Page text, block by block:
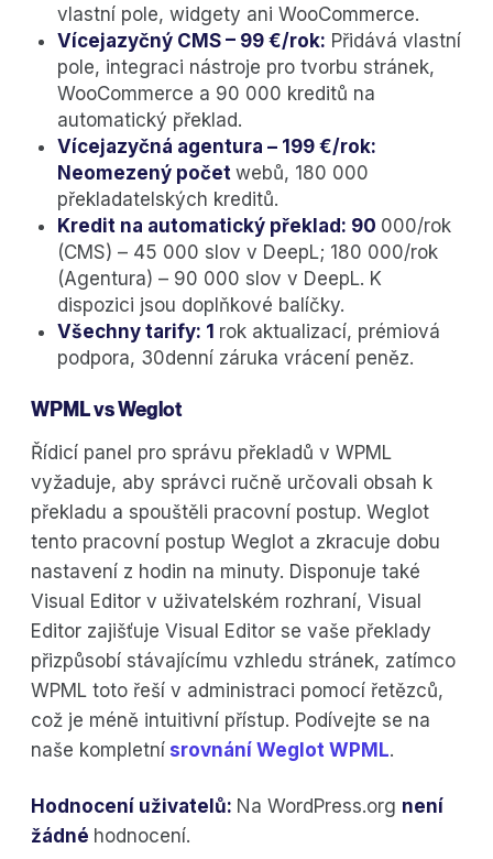
vlastní pole, widgety ani WooCommerce.
Vícejazyčný CMS – 99 €/rok: Přidává vlastní
pole, integraci nástroje pro tvorbu stránek,
WooCommerce a 90 000 kreditů na
automatický překlad.
Vícejazyčná agentura – 199 €/rok:
Neomezený počet webů, 180 000
překladatelských kreditů.
Kredit na automatický překlad: 90 000/rok
(CMS) – 45 000 slov v DeepL; 180 000/rok
(Agentura) – 90 000 slov v DeepL. K
dispozici jsou doplňkové balíčky.
Všechny tarify: 1 rok aktualizací, prémiová
podpora, 30denní záruka vrácení peněz.
WPML vs Weglot
Řídicí panel pro správu překladů v WPML
vyžaduje, aby správci ručně určovali obsah k
překladu a spouštěli pracovní postup. Weglot
tento pracovní postup Weglot a zkracuje dobu
nastavení z hodin na minuty. Disponuje také
Visual Editor v uživatelském rozhraní, Visual
Editor zajišťuje Visual Editor se vaše překlady
přizpůsobí stávajícímu vzhledu stránek, zatímco
WPML toto řeší v administraci pomocí řetězců,
což je méně intuitivní přístup. Podívejte se na
naše kompletní srovnání Weglot WPML.
Hodnocení uživatelů: Na WordPress.org není
žádné hodnocení.